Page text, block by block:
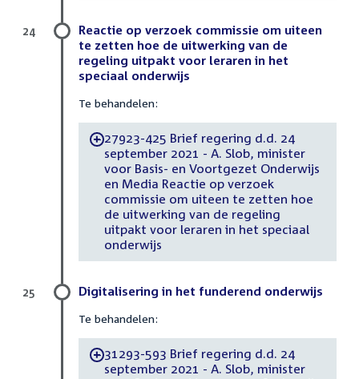
Reactie op verzoek commissie om uiteen
te zetten hoe de uitwerking van de
regeling uitpakt voor leraren in het
speciaal onderwijs
Te behandelen:
-27923-425 Brief regering d.d. 24
september 2021 - A. Slob, minister
voor Basis- en Voortgezet Onderwijs
en Media Reactie op verzoek
commissie om uiteen te zetten hoe
de uitwerking van de regeling
uitpakt voor leraren in het speciaal
onderwijs
24
Digitalisering in het funderend onderwijs
Te behandelen:
-31293-593 Brief regering d.d. 24
september 2021 - A. Slob, minister
25